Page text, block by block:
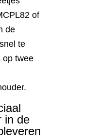
of
de
te
op twee
in de